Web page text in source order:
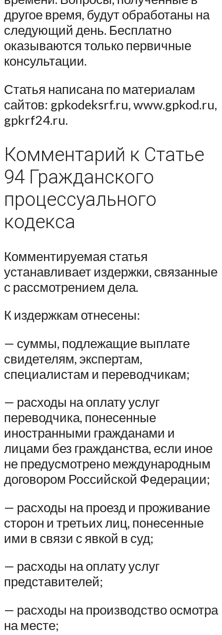
другое время, будут обработаны на
следующий день. Бесплатно
оказываются только первичные
консультации.
Статья написана по материалам
сайтов: gpkodeksrf.ru, www.gpkod.ru,
gpkrf24.ru.
Комментарий к Статье
94 Гражданского
процессуального
кодекса
Комментируемая статья
устанавливает издержки, связанные
с рассмотрением дела.
К издержкам отнесены:
— суммы, подлежащие выплате
свидетелям, экспертам,
специалистам и переводчикам;
— расходы на оплату услуг
переводчика, понесенные
иностранными гражданами и
лицами без гражданства, если иное
не предусмотрено международным
договором Российской Федерации;
— расходы на проезд и проживание
сторон и третьих лиц, понесенные
ими в связи с явкой в суд;
— расходы на оплату услуг
представителей;
— расходы на производство осмотра
на месте;